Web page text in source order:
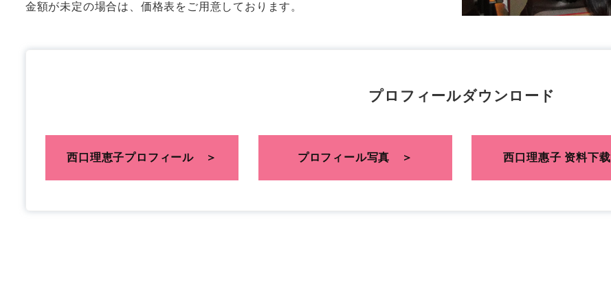
金額が未定の場合は、価格表をご用意しております。
プロフィールダウンロード
西口理恵子プロフィール ＞ プロフィール写真 ＞ 西口理惠子 资料下载